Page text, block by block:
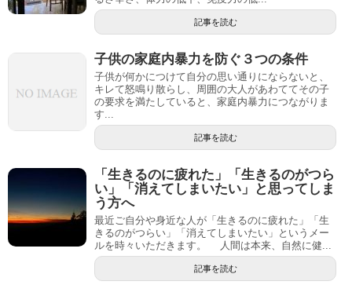
記事を読む
子供の家庭内暴力を防ぐ３つの条件
子供が何かにつけて自分の思い通りにならないと、
キレて怒鳴り散らし、周囲の大人があわててその子
の要求を満たしていると、家庭内暴力につながりま
す...
記事を読む
「生きるのに疲れた」「生きるのがつら
い」「消えてしまいたい」と思ってしま
う方へ
最近ご自分や身近な人が「生きるのに疲れた」「生
きるのがつらい」「消えてしまいたい」というメー
ルを時々いただきます。 人間は本来、自然に健...
記事を読む